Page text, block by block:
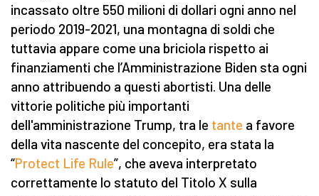
incassato oltre 550 milioni di dollari ogni anno nel
periodo 2019-2021, una montagna di soldi che
tuttavia appare come una briciola rispetto ai
finanziamenti che l’Amministrazione Biden sta ogni
anno attribuendo a questi abortisti. Una delle
vittorie politiche più importanti
dell'amministrazione Trump, tra le tante a favore
della vita nascente del concepito, era stata la
“Protect Life Rule”, che aveva interpretato
correttamente lo statuto del Titolo X sulla